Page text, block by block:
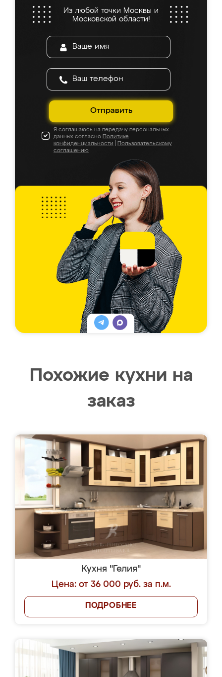
Из любой точки Москвы и
Московской области!
Отправить
Я соглашаюсь на передачу персональных
данных согласно Политике
конфиденциальности
Пользовательскому
соглашению
Похожие кухни на
заказ
Кухня "Гелия"
Цена: от 36 000 руб. за п.м.
ПОДРОБНЕЕ